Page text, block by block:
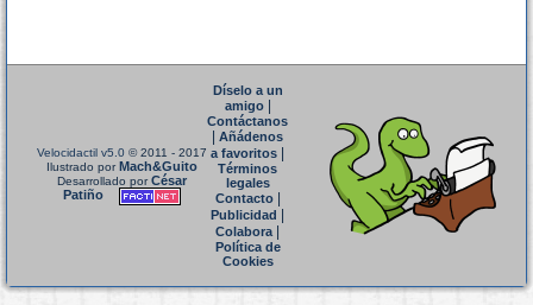
Velocidactil v5.0 © 2011 - 2017
Ilustrado porMach&Guito
Desarrollado porCésar
Patiño
Díselo a un
amigo|
Contáctanos
Añádenos
a favoritos
Términos
legales
Contacto|
Publicidad
Colabora|
Política de
Cookies